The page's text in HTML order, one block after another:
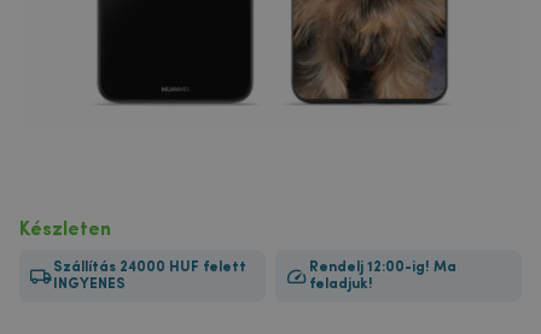
Készleten
Szállítás 24000 HUF felett
INGYENES
Rendelj 12:00-ig! Ma
feladjuk!